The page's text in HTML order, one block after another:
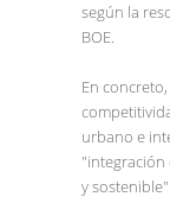
según la
BOE.
En
urbano e
"integración
y sostenible".